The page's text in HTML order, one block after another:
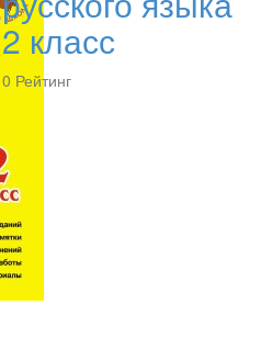
2 класс
0 Рейтинг